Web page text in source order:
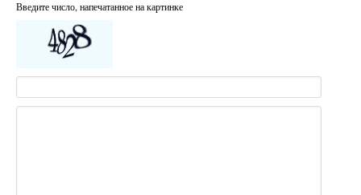
Введите число, напечатанное на картинке